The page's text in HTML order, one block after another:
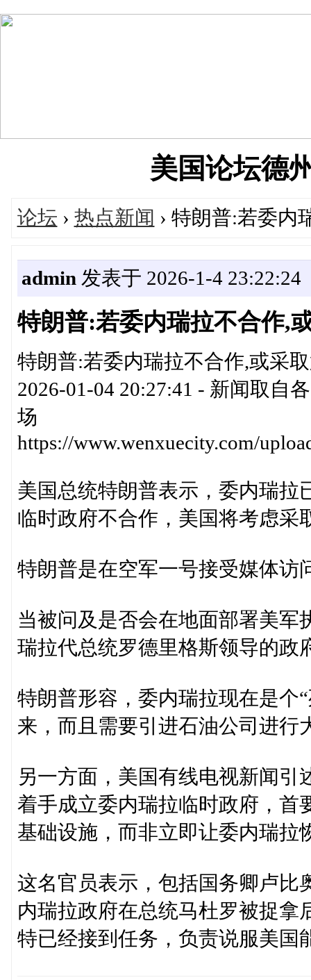
美国论坛德
论坛 › 热点新闻 › 特朗普:若委内
admin 发表于 2026-1-4 23:22:24
特朗普:若委内瑞拉不合作,
特朗普:若委内瑞拉不合作,或采
2026-01-04 20:27:41 - 新闻取自
场
https://www.wenxuecity.com/
美国总统特朗普表示，委内瑞拉
临时政府不合作，美国将考虑采
特朗普是在空军一号接受媒体访
当被问及是否会在地面部署美军
瑞拉代总统罗德里格斯领导的政
特朗普形容，委内瑞拉现在是个
来，而且需要引进石油公司进行
另一方面，美国有线电视新闻
着手成立委内瑞拉临时政府，首
基础设施，而非立即让委内瑞拉
这名官员表示，包括国务卿卢比
内瑞拉政府在总统马杜罗被捉拿
特已经接到任务，负责说服美国